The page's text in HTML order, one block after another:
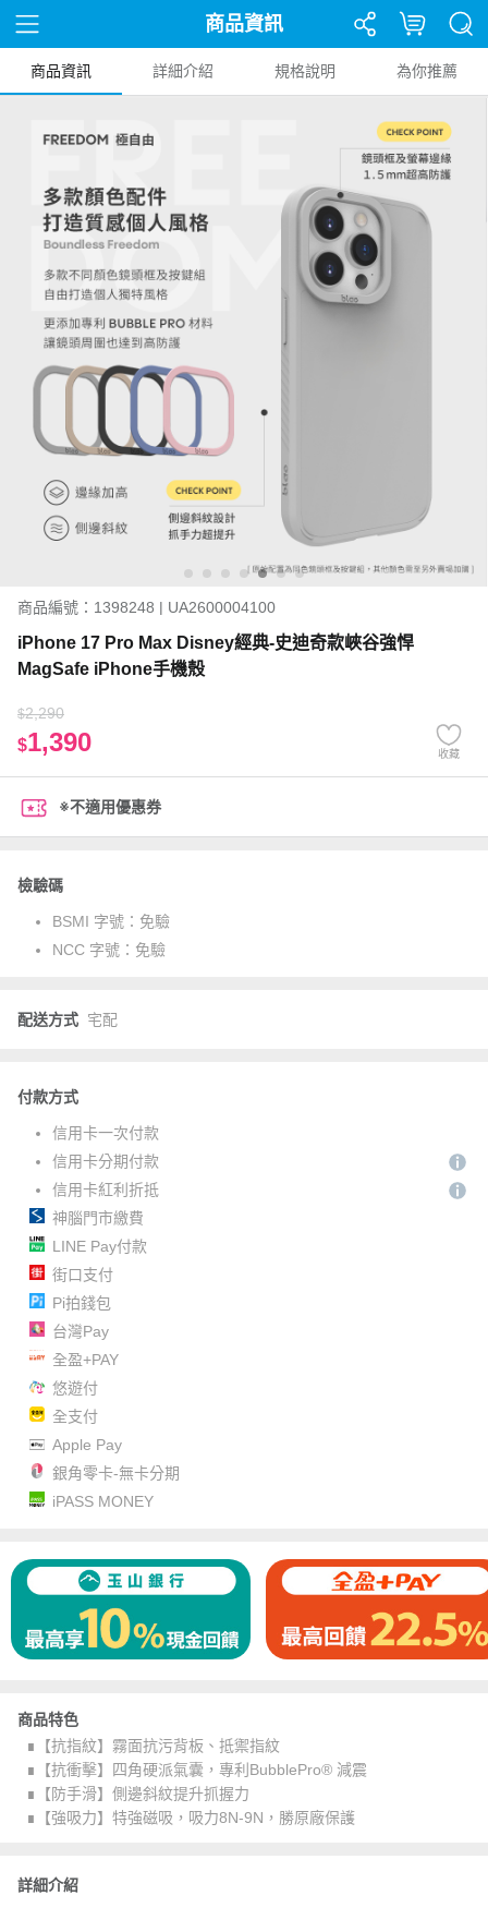
商品資訊
商品資訊 詳細介紹 規格說明 為你推薦
商品編號：1398248 | UA2600004100
iPhone 17 Pro Max Disney經典-史迪奇款峽谷強悍
MagSafe iPhone手機殼
$2,290
$1,390 收藏
※不適用優惠券
檢驗碼
BSMI 字號： 免驗
NCC 字號： 免驗
配送方式 宅配
付款方式
信用卡一次付款
信用卡分期付款
信用卡紅利折抵
神腦門市繳費
LINE Pay付款
街口支付
Pi拍錢包
台灣Pay
全盈+PAY
悠遊付
全支付
Apple Pay
銀角零卡-無卡分期
iPASS MONEY
商品特色
∎【抗指紋】霧面抗污背板、抵禦指紋
∎【抗衝擊】四角硬派氣囊，專利BubblePro® 減震
∎【防手滑】側邊斜紋提升抓握力
∎【強吸力】特強磁吸，吸力8N-9N，勝原廠保護
詳細介紹